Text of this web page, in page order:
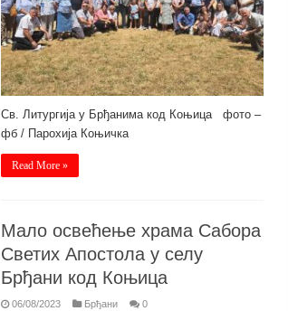
Св. Литургија у Брђанима код Коњица фото –
фб / Парохија Коњичка
Read More »
Мало освећење храма Сабора
Светих Апостола у селу
Брђани код Коњица
06/08/2023 Брђани 0